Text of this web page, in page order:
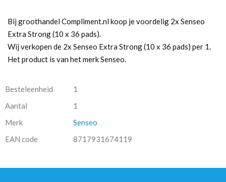
Bij groothandel Compliment.nl koop je voordelig 2x Senseo
Extra Strong (10 x 36 pads).
Wij verkopen de 2x Senseo Extra Strong (10 x 36 pads) per 1.
Het product is van het merk Senseo.
Besteleenheid
1
Aantal
1
Merk
Senseo
EAN code
8717931674119